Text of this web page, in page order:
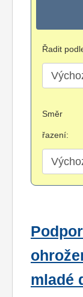
Řadit
Směr
řazení:
mladé